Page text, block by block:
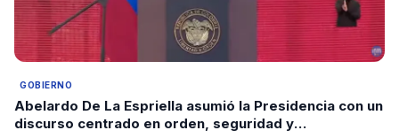
GOBIERNO
Abelardo De La Espriella asumió la Presidencia con un
discurso centrado en orden, seguridad y